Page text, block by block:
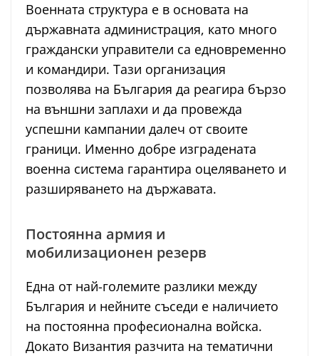
Военната структура е в основата на
държавната администрация, като много
граждански управители са едновременно
и командири. Тази организация
позволява на България да реагира бързо
на външни заплахи и да провежда
успешни кампании далеч от своите
граници. Именно добре изградената
военна система гарантира оцеляването и
разширяването на държавата.
Постоянна армия и
мобилизационен резерв
Една от най-големите разлики между
България и нейните съседи е наличието
на постоянна професионална войска.
Докато Византия разчита на тематични